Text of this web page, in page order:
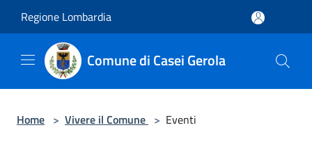
Regione Lombardia
Comune di Casei Gerola
Home > Vivere il Comune > Eventi